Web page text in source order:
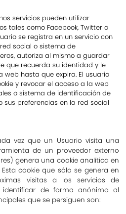
servicios pueden utilizar
tales como Facebook, Twitter o
se registra en un servicio con
social o sistema de
autoriza al mismo a guardar
que recuerda su identidad y le
hasta que expira. El usuario
y revocar el acceso a la web
o sistema de identificación de
sus preferencias en la red social
vez que un Usuario visita una
de un proveedor externo
genera una cookie analítica en
cookie que sólo se genera en
visitas a los servicios de
identificar de forma anónima al
que se persiguen son: